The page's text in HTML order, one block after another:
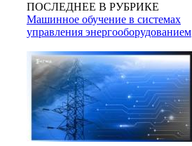
ПОСЛЕДНЕЕ В РУБРИКЕ
Машинное обучение в системах
управления энергооборудованием